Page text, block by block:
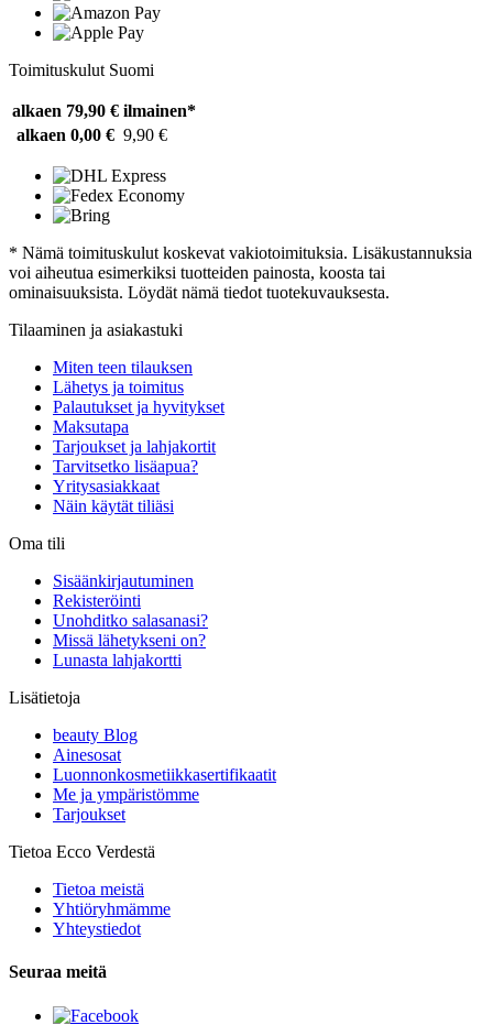
Toimituskulut Suomi
alkaen 79,90 € ilmainen*
alkaen 0,00 € 9,90 €
* Nämä toimituskulut koskevat vakiotoimituksia. Lisäkustannuksia
voi aiheutua esimerkiksi tuotteiden painosta, koosta tai
ominaisuuksista. Löydät nämä tiedot tuotekuvauksesta.
Tilaaminen ja asiakastuki
Miten teen tilauksen
Lähetys ja toimitus
Palautukset ja hyvitykset
Maksutapa
Tarjoukset ja lahjakortit
Tarvitsetko lisäapua?
Yritysasiakkaat
Näin käytät tiliäsi
Oma tili
Sisäänkirjautuminen
Rekisteröinti
Unohditko salasanasi?
Missä lähetykseni on?
Lunasta lahjakortti
Lisätietoja
beauty Blog
Ainesosat
Luonnonkosmetiikkasertifikaatit
Me ja ympäristömme
Tarjoukset
Tietoa Ecco Verdestä
Tietoa meistä
Yhtiöryhmämme
Yhteystiedot
Seuraa meitä